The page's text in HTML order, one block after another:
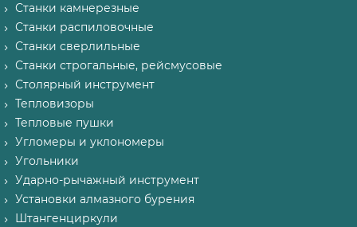
Станки камнерезные
Станки распиловочные
Станки сверлильные
Станки строгальные, рейсмусовые
Столярный инструмент
Тепловизоры
Тепловые пушки
Угломеры и уклономеры
Угольники
Ударно-рычажный инструмент
Установки алмазного бурения
Штангенциркули